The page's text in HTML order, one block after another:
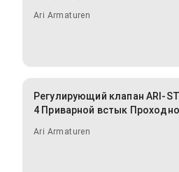
Ari Armaturen
Регулирующий клапан ARI-
4 Приварной встык
Ari Armaturen